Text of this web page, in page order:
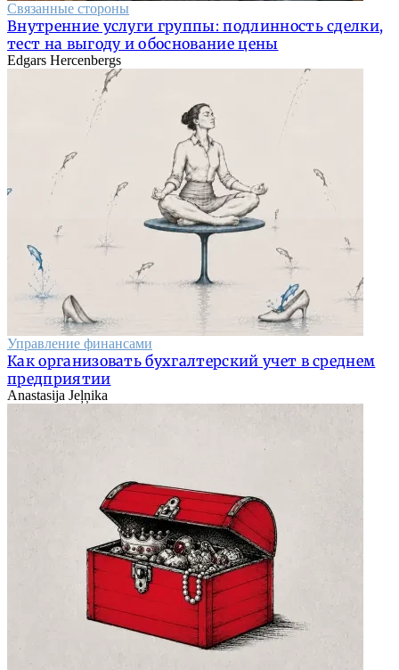
Связанные стороны
Внутренние услуги группы: подлинность сделки,
тест на выгоду и обоснование цены
Edgars Hercenbergs
Управление финансами
Как организовать бухгалтерский учет в среднем
предприятии
Anastasija Jeļņika